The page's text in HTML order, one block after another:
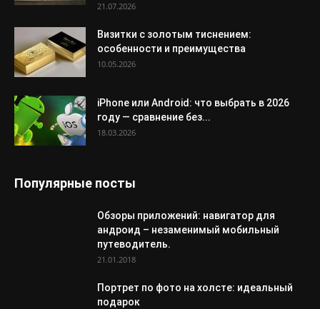
21.07.2026
Визитки с золотым тиснением:
особенности и преимущества
10.05.2026
iPhone или Android: что выбрать в 2026
году — сравнение без...
18.03.2026
Популярные посты
Обзоры приложений: навигатор для
андроид – незаменимый мобильный
путеводитель.
21.01.2018
Портрет по фото на холсте: идеальный
подарок